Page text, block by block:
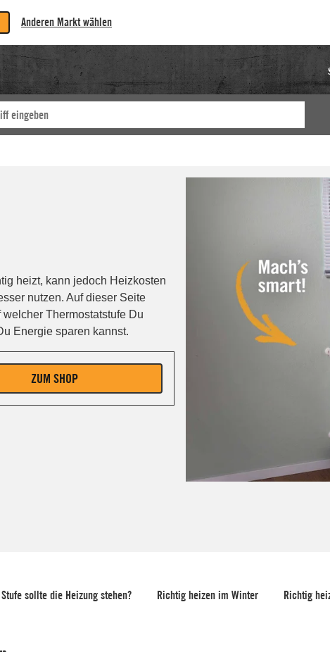
Anderen Markt wählen